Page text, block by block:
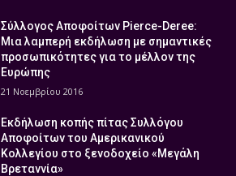
Σύλλογος Αποφοίτων Pierce-Deree:
Μια λαμπερή εκδήλωση με σημαντικές
προσωπικότητες για το μέλλον της
Ευρώπης
21 Νοεμβρίου 2016
Εκδήλωση κοπής πίτας Συλλόγου
Αποφοίτων του Αμερικανικού
Κολλεγίου στο ξενοδοχείο «Μεγάλη
Βρεταννία»